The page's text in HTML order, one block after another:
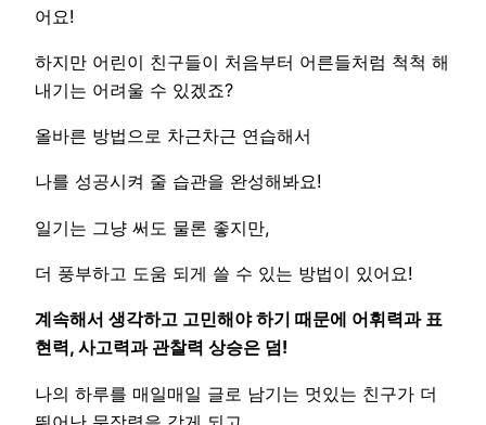
어요!
하지만 어린이 친구들이 처음부터 어른들처럼 척척 해
내기는 어려울 수 있겠죠?
올바른 방법으로 차근차근 연습해서
나를 성공시켜 줄 습관을 완성해봐요!
일기는 그냥 써도 물론 좋지만,
더 풍부하고 도움 되게 쓸 수 있는 방법이 있어요!
계속해서 생각하고 고민해야 하기 때문에 어휘력과 표
현력, 사고력과 관찰력 상승은 덤!
나의 하루를 매일매일 글로 남기는 멋있는 친구가 더